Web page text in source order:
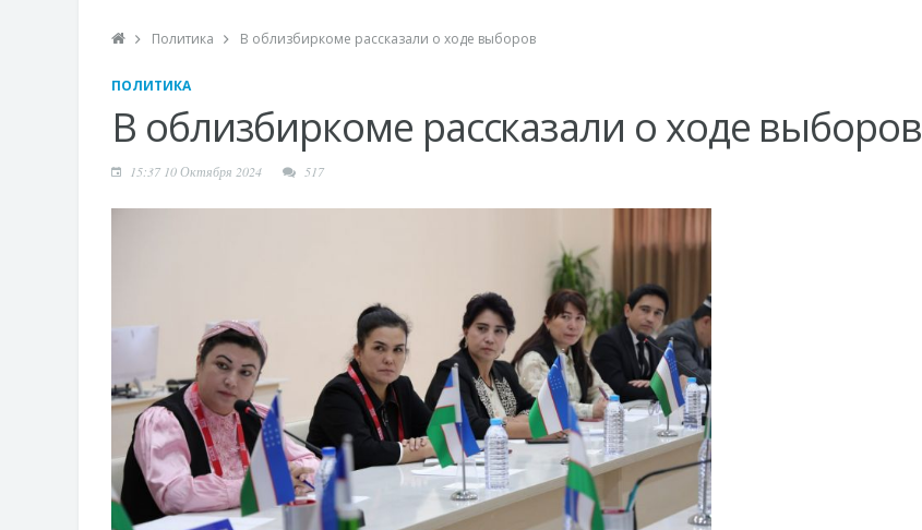
Точки роста Нарынского района
Политика В облизбиркоме рассказали о ходе выборов
ПОЛИТИКА
В облизбиркоме рассказали о ходе выборов
15:37 10 Октября 2024 517